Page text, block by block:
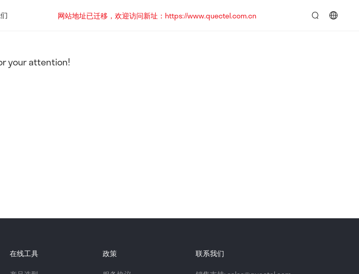
网站地址已迁移，欢迎访问新址：https://www.quectel.com.cn
your attention!
在线工具
政策
联系我们